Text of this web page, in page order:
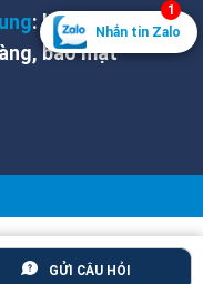
GỬI CÂU HỎI
: hỗ trợ, thanh
bảo mật
Nhắn tin Zalo
1